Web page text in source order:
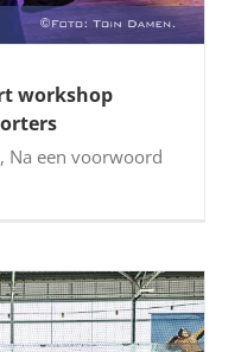
workshop
Na een voorwoord